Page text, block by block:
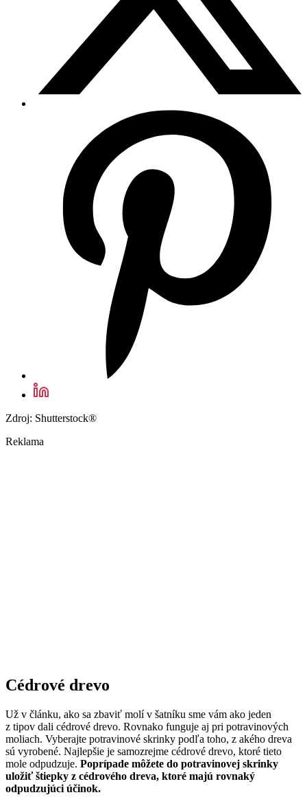
Zdroj: Shutterstock®
Reklama
Cédrové drevo
Už v článku, ako sa zbaviť molí v šatníku sme vám ako jeden
z tipov dali cédrové drevo. Rovnako funguje aj pri potravinových
moliach. Vyberajte potravinové skrinky podľa toho, z akého dreva
sú vyrobené. Najlepšie je samozrejme cédrové drevo, ktoré tieto
mole odpudzuje. Poprípade môžete do potravinovej skrinky
uložiť štiepky z cédrového dreva, ktoré majú rovnaký
odpudzujúci účinok.